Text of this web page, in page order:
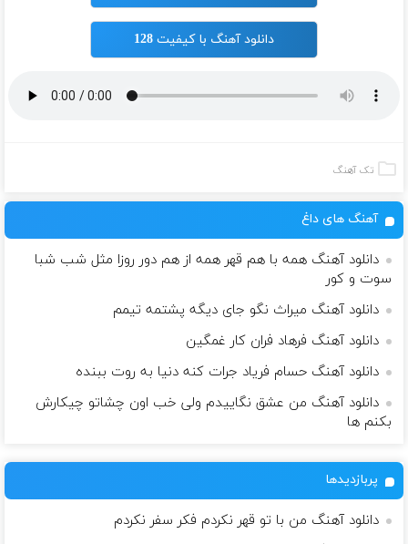
دانلود آهنگ با کیفیت 128
تک آهنگ
آهنگ های داغ
دانلود آهنگ همه با هم قهر همه از هم دور روزا مثل شب شبا
سوت و کور
دانلود آهنگ میراث نگو جای دیگه پشتمه تیمم
دانلود آهنگ فرهاد فران کار غمگین
دانلود آهنگ حسام فریاد جرات کنه دنیا به روت ببنده
دانلود آهنگ من عشق نگاییدم ولی خب اون چشاتو چیکارش
بکنم ها
پربازدیدها
دانلود آهنگ من با تو قهر نکردم فکر سفر نکردم